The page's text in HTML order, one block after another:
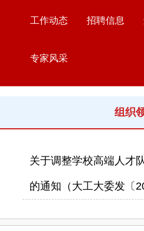
工作动态 招聘信息
专家风采
组织
关于调整学校高端人才
的通知（大工大委发〔